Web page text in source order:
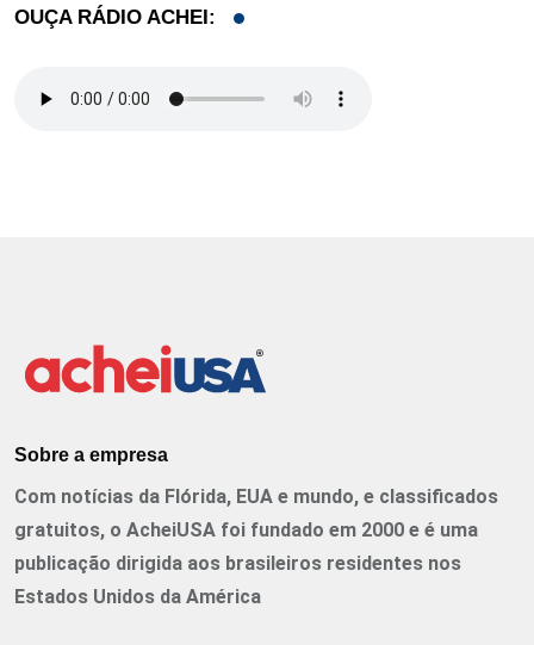
OUÇA RÁDIO ACHEI:
Sobre a empresa
Com notícias da Flórida, EUA e mundo, e classificados
gratuitos, o AcheiUSA foi fundado em 2000 e é uma
publicação dirigida aos brasileiros residentes nos
Estados Unidos da América